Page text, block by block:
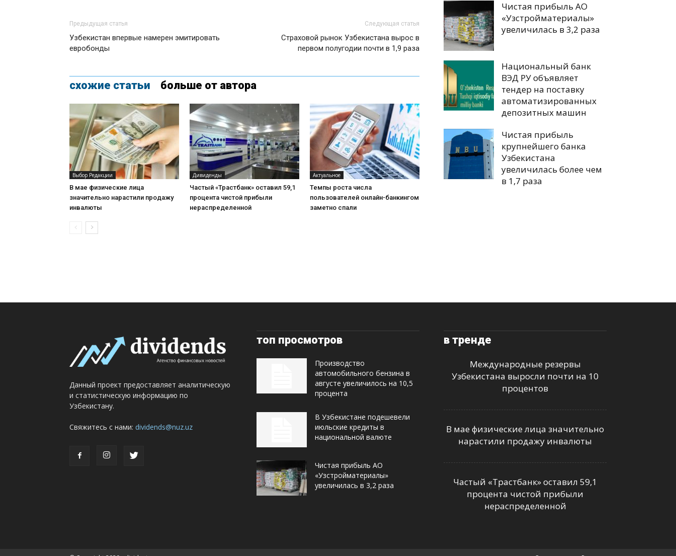
Предыдущая статья
Узбекистан впервые намерен эмитировать
евробонды
Следующая статья
Страховой рынок Узбекистана вырос в
первом полугодии почти в 1,9 раза
схожие статьи больше от автора
Выбор Редакции
В мае физические лица
значительно нарастили продажу
инвалюты
Дивиденды
Частый «Трастбанк» оставил 59,1
процента чистой прибыли
нераспределенной
Актуальное
Темпы роста числа
пользователей онлайн-банкингом
заметно спали
Чистая прибыль АО
«Узстройматериалы»
увеличилась в 3,2 раза
Национальный банк
ВЭД РУ объявляет
тендер на поставку
автоматизированных
депозитных машин
Чистая прибыль
крупнейшего банка
Узбекистана
увеличилась более чем
в 1,7 раза
Данный проект предоставляет аналитическую
и статистическую информацию по
Узбекистану.
Свяжитесь с нами: dividends@nuz.uz
топ просмотров
Производство
автомобильного бензина в
августе увеличилось на 10,5
процента
В Узбекистане подешевели
июльские кредиты в
национальной валюте
Чистая прибыль АО
«Узстройматериалы»
увеличилась в 3,2 раза
в тренде
Международные резервы
Узбекистана выросли почти на 10
процентов
В мае физические лица значительно
нарастили продажу инвалюты
Частый «Трастбанк» оставил 59,1
процента чистой прибыли
нераспределенной